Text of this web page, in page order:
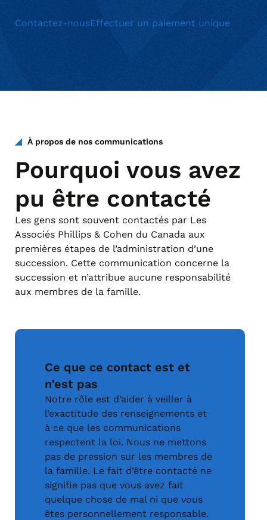
Contactez-nousEffectuer un paiement unique
À propos de nos communications
Pourquoi vous avez
pu être contacté
Les gens sont souvent contactés par Les
Associés Phillips & Cohen du Canada aux
premières étapes de l’administration d’une
succession. Cette communication concerne la
succession et n’attribue aucune responsabilité
aux membres de la famille.
Ce que ce contact est et
n’est pas
Notre rôle est d’aider à veiller à
l’exactitude des renseignements et
à ce que les communications
respectent la loi. Nous ne mettons
pas de pression sur les membres de
la famille. Le fait d’être contacté ne
signifie pas que vous avez fait
quelque chose de mal ni que vous
êtes personnellement responsable.